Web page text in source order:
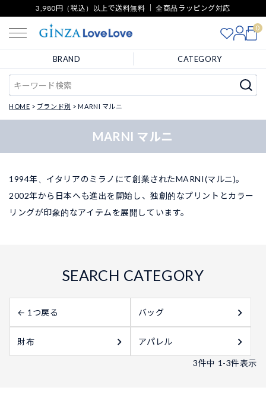
3,980円（税込）以上で送料無料 ｜ 全商品ラッピング対応
0
BRAND CATEGORY
HOME ブランド別 MARNI マルニ
MARNI マルニ
1994年、イタリアのミラノにて創業されたMARNI(マルニ)。
2002年から日本へも進出を開始し、独創的なプリントとカラー
リングが印象的なアイテムを展開しています。
← 1つ戻る バッグ
財布 アパレル
3件中 1 -3件表示